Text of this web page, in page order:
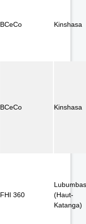
BCeCo Kinshasa
BCeCo Kinshasa
FHI 360
(Haut-
Katanga)